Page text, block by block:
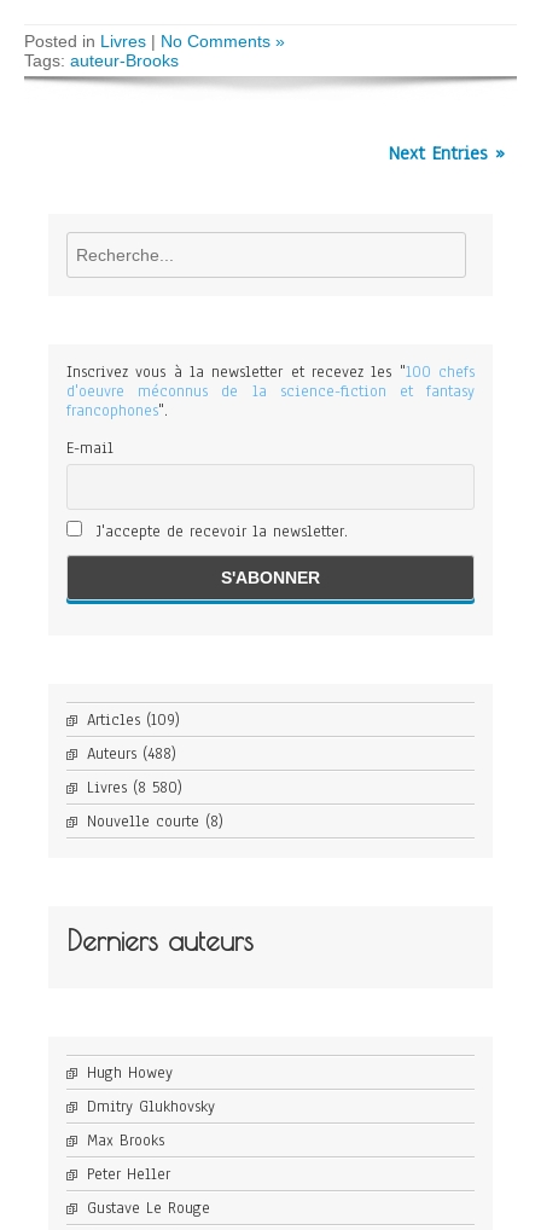
Posted in Livres | No Comments »
Tags: auteur-Brooks
Next Entries »
Rechercher
Inscrivez vous à la newsletter et recevez les "100 chefs
d'oeuvre méconnus de la science-fiction et fantasy
francophones".
E-mail
J'accepte de recevoir la newsletter.
Articles (109)
Auteurs (488)
Livres (8 580)
Nouvelle courte (8)
Derniers auteurs
Hugh Howey
Dmitry Glukhovsky
Max Brooks
Peter Heller
Gustave Le Rouge